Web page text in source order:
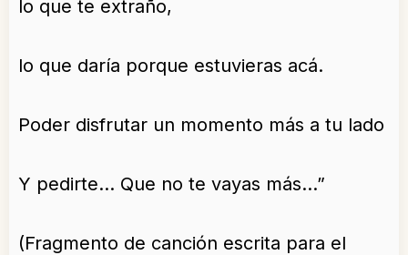
lo que te extraño,
lo que daría porque estuvieras acá.
Poder disfrutar un momento más a tu lado
Y pedirte… Que no te vayas más…”
(Fragmento de canción escrita para el